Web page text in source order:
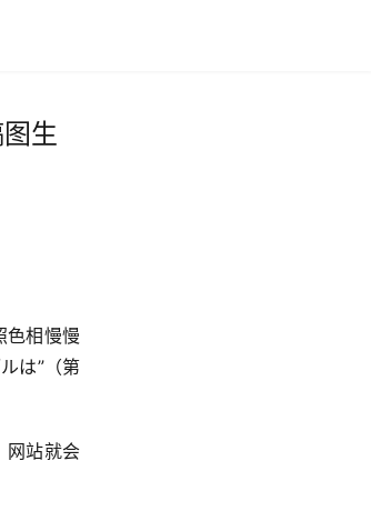
生
色相慢慢
は”（第
网站就会